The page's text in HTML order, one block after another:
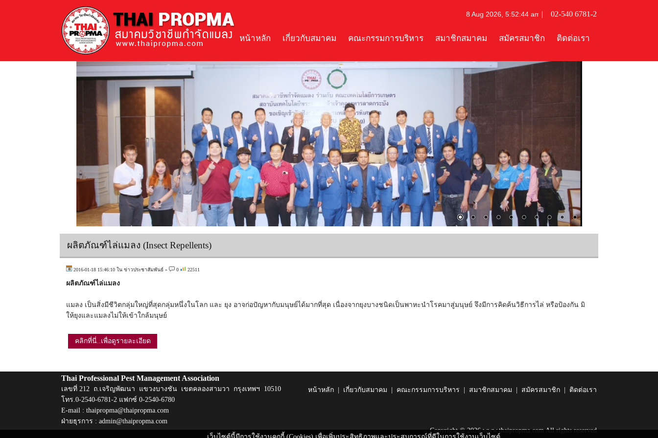
| 02-540 6781-2
หน้าหลัก เกี่ยวกับสมาคม คณะกรรมการบริหาร สมาชิกสมาคม สมัครสมาชิก ติดต่อเรา
ผลิตภัณฑ์ไล่แมลง (Insect Repellents)
2016-01-18 15:46:10 ใน ข่าวประชาสัมพันธ์ » 0 22511
ผลิตภัณฑ์ไล่แมลง
แมลง เป็นสิ่งมีชีวิตกลุ่มใหญ่ที่สุดกลุ่มหนึ่งในโลก และ ยุง อาจก่อปัญหากับมนุษย์ได้มากที่สุด เนื่องจากยุงบางชนิดเป็นพาหะนำโรคมาสู่มนุษย์ จึงมีการคิดค้นวิธีการไล่ หรือป้องกัน มิ
ให้ยุงและแมลงไม่ให้เข้าใกล้มนุษย์
คลิกที่นี่..เพื่อดูรายละเอียด
Thai Professional Pest Management Association
เลขที่ 212 ถ.เจริญพัฒนา แขวงบางชัน เขตคลองสามวา กรุงเทพฯ 10510
โทร.0-2540-6781-2 แฟกซ์ 0-2540-6780
E-mail : thaipropma@thaipropma.com
ฝ่ายธุรการ : admin@thaipropma.com
​ ​
หน้าหลัก เกี่ยวกับสมาคม คณะกรรมการบริหาร สมาชิกสมาคม สมัครสมาชิก ติดต่อเรา
Copyright © 2026 www.thaipropma.com All rights reserved